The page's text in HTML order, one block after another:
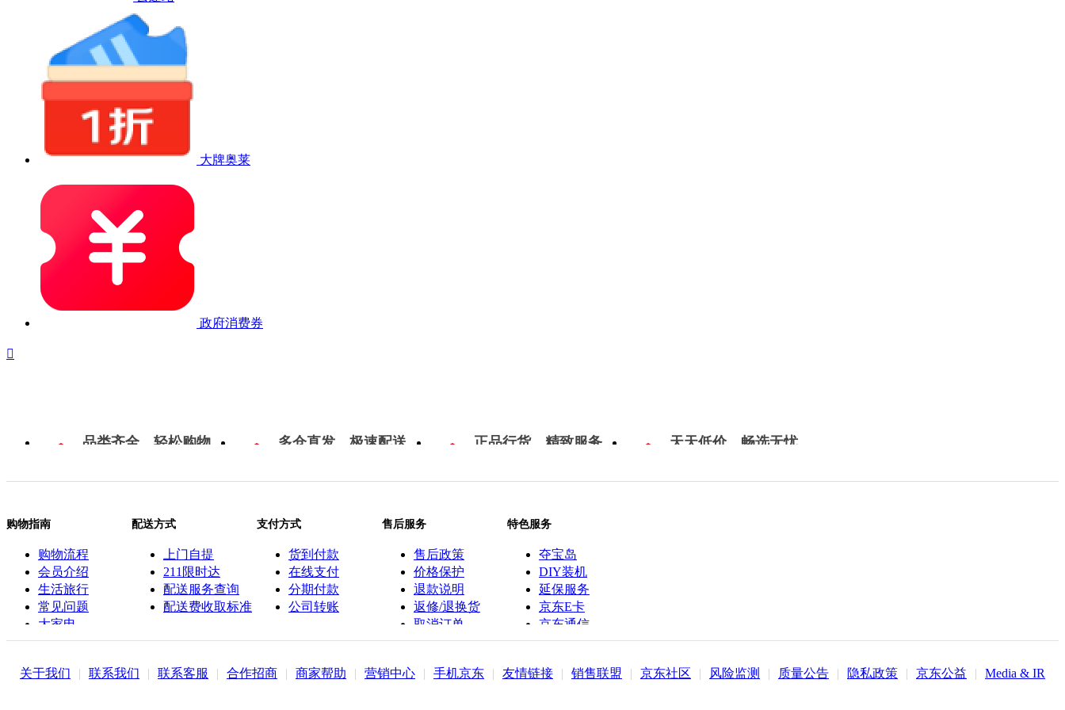
大牌奥莱
政府消费券

品类齐全，轻松购物 多仓直发，极速配送 正品行货，精致服务 天天低价，畅选无忧
购物指南
购物流程
会员介绍
生活旅行
常见问题
大家电
联系客服
配送方式
上门自提
211限时达
配送服务查询
配送费收取标准
支付方式
货到付款
在线支付
分期付款
公司转账
售后服务
售后政策
价格保护
退款说明
返修/退换货
取消订单
特色服务
夺宝岛
DIY装机
延保服务
京东E卡
京东通信
京鱼座智能
关于我们 | 联系我们 | 联系客服 | 合作招商 | 商家帮助 | 营销中心 | 手机京东 | 友情链接 | 销售联盟 | 京东社区 | 风险监测 | 质量公告 | 隐私政策 | 京东公益 | Media & IR